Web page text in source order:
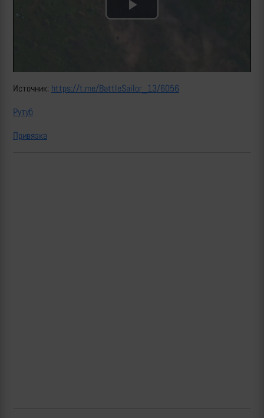
Play
Источник: https://t.me/BattleSailor_13/6056
Рутуб
Привязка